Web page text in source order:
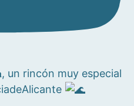
un rincón muy especial